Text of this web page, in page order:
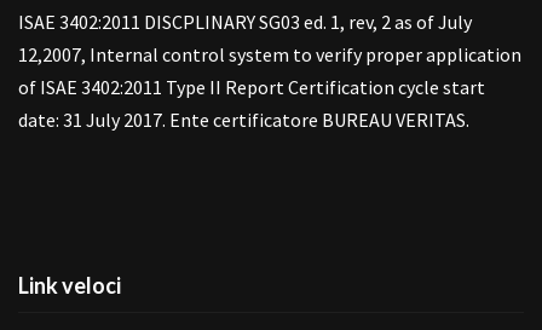
ISAE 3402:2011 DISCPLINARY SG03 ed. 1, rev, 2 as of July
12,2007, Internal control system to verify proper application
of ISAE 3402:2011 Type II Report Certification cycle start
date: 31 July 2017. Ente certificatore BUREAU VERITAS.
Link veloci